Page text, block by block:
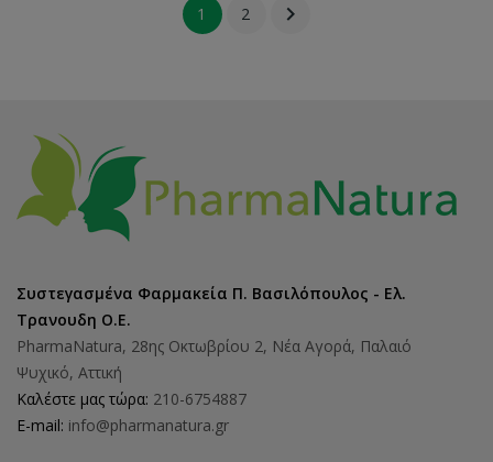
1 2 
Συστεγασμένα Φαρμακεία Π. Βασιλόπουλος - Ελ.
Τρανουδη Ο.Ε.
PharmaNatura, 28ης Οκτωβρίου 2, Νέα Αγορά, Παλαιό
Ψυχικό, Αττική
Καλέστε μας τώρα: 210-6754887
E-mail: info@pharmanatura.gr